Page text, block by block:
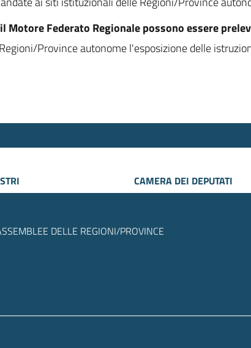
Federato Regionale possono essere
Province autonome l'esposizione delle
CAMERA DEI DEPUTATI
DELLE REGIONI/PROVINCE